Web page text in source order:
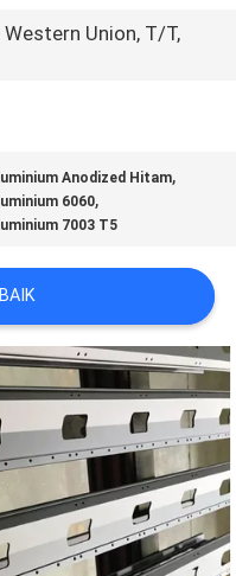
Western Union, T/T,
Anodized Hitam,
6060,
7003 T5